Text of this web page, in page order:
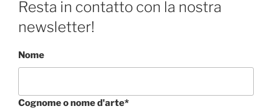
Resta in contatto con la nostra
newsletter!
Nome
Cognome o nome d'arte*